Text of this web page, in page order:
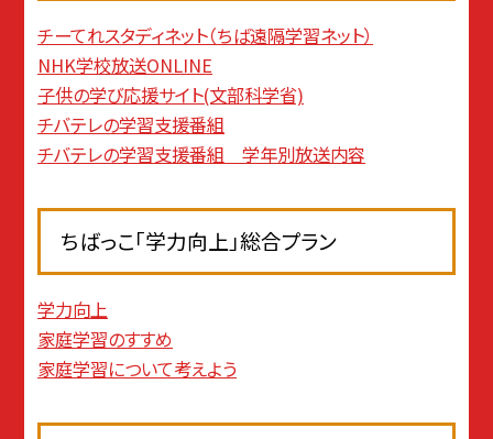
チーてれスタディネット（ちば遠隔学習ネット）
NHK学校放送ONLINE
子供の学び応援サイト(文部科学省)
チバテレの学習支援番組
チバテレの学習支援番組 学年別放送内容
ちばっこ「学力向上」総合プラン
学力向上
家庭学習のすすめ
家庭学習について考えよう